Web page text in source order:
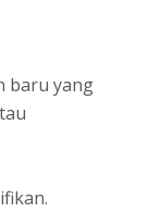
baru yang